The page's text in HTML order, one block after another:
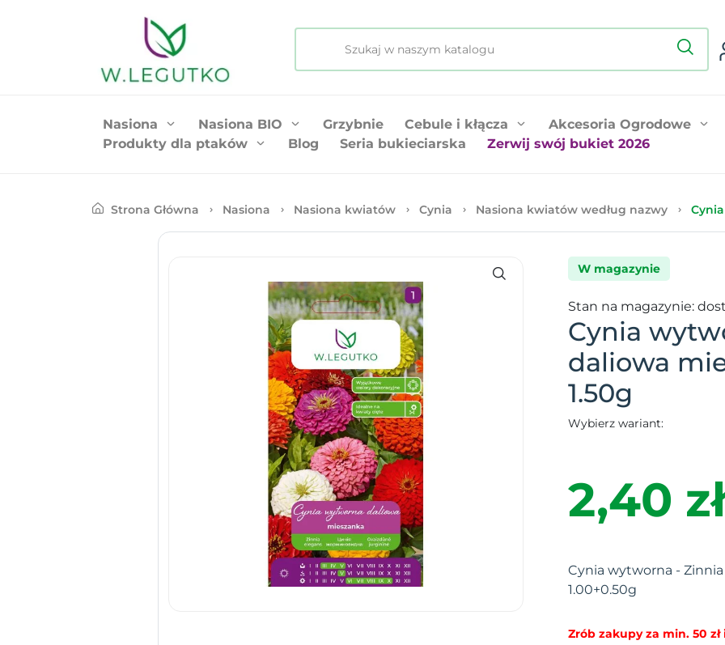
Nasiona Nasiona BIO Grzybnie Cebule i kłącza
Akcesoria Ogrodowe
Produkty dla ptaków
Blog Seria bukieciarska Zerwij swój bukiet 2026
Strona Główna Nasiona Nasiona kwiatów Cynia Nasiona kwiatów według nazwy
W magazynie
Stan na magazynie:
Cynia
daliowa
1.50g
Wybierz wariant:
2,40 zł
Cynia wytworna -
1.00+0.50g
Zrób zakupy za min. 50